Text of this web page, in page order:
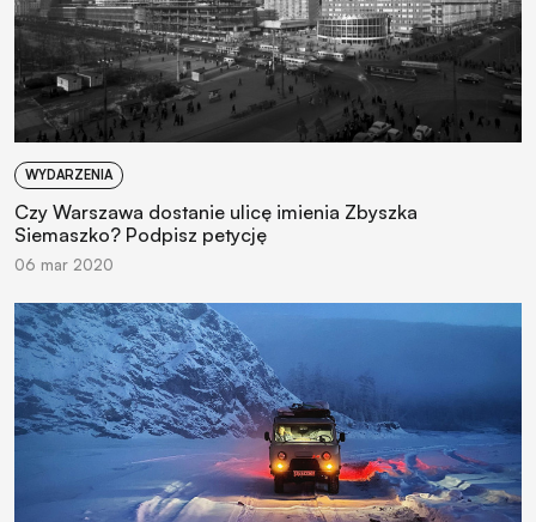
WYDARZENIA
Czy Warszawa dostanie ulicę imienia Zbyszka
Siemaszko? Podpisz petycję
06 mar 2020